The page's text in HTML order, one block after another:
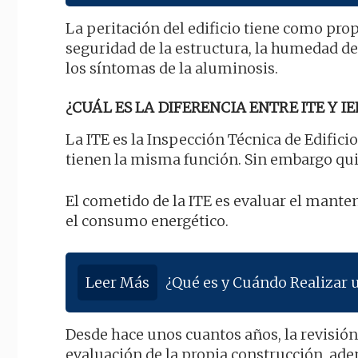
La peritación del edificio tiene como
seguridad de la estructura, la humedad
los síntomas de la aluminosis.
¿CUÁL ES LA DIFERENCIA ENTRE ITE Y
La ITE es la Inspección Técnica de
tienen la misma función. Sin embargo
El cometido de la ITE es evaluar el
el consumo energético.
Leer Más ¿Qué es y Cuándo Realizar
Desde hace unos cuantos años, la